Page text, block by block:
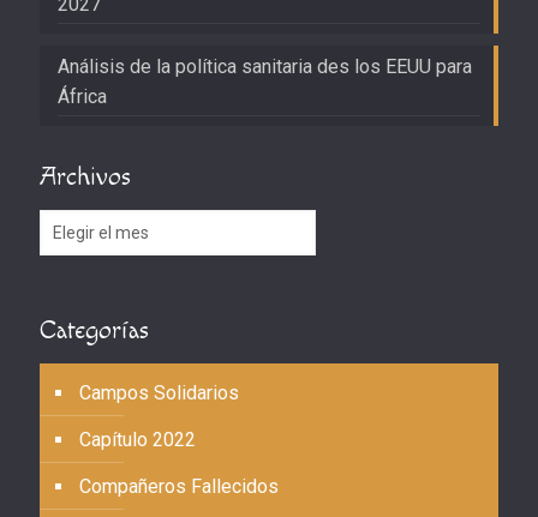
Análisis de la política sanitaria des los EEUU para
África
Archivos
Archivos
Categorías
Campos Solidarios
Capítulo 2022
Compañeros Fallecidos